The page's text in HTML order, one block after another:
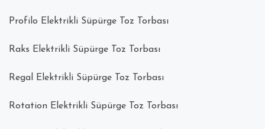
Profilo Elektrikli Süpürge Toz Torbası
Raks Elektrikli Süpürge Toz Torbası
Regal Elektrikli Süpürge Toz Torbası
Rotation Elektrikli Süpürge Toz Torbası